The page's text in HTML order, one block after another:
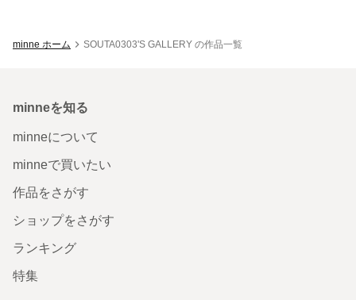
minne ホーム SOUTA0303'S GALLERY の作品一覧
minneを知る
minneについて
minneで買いたい
作品をさがす
ショップをさがす
ランキング
特集